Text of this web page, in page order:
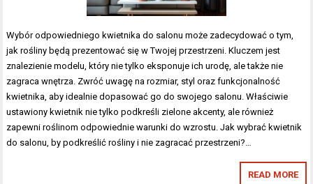
Wybór odpowiedniego kwietnika do salonu może zadecydować o tym,
jak rośliny będą prezentować się w Twojej przestrzeni. Kluczem jest
znalezienie modelu, który nie tylko eksponuje ich urodę, ale także nie
zagraca wnętrza. Zwróć uwagę na rozmiar, styl oraz funkcjonalność
kwietnika, aby idealnie dopasować go do swojego salonu. Właściwie
ustawiony kwietnik nie tylko podkreśli zielone akcenty, ale również
zapewni roślinom odpowiednie warunki do wzrostu. Jak wybrać kwietnik
do salonu, by podkreślić rośliny i nie zagracać przestrzeni?…
READ MORE